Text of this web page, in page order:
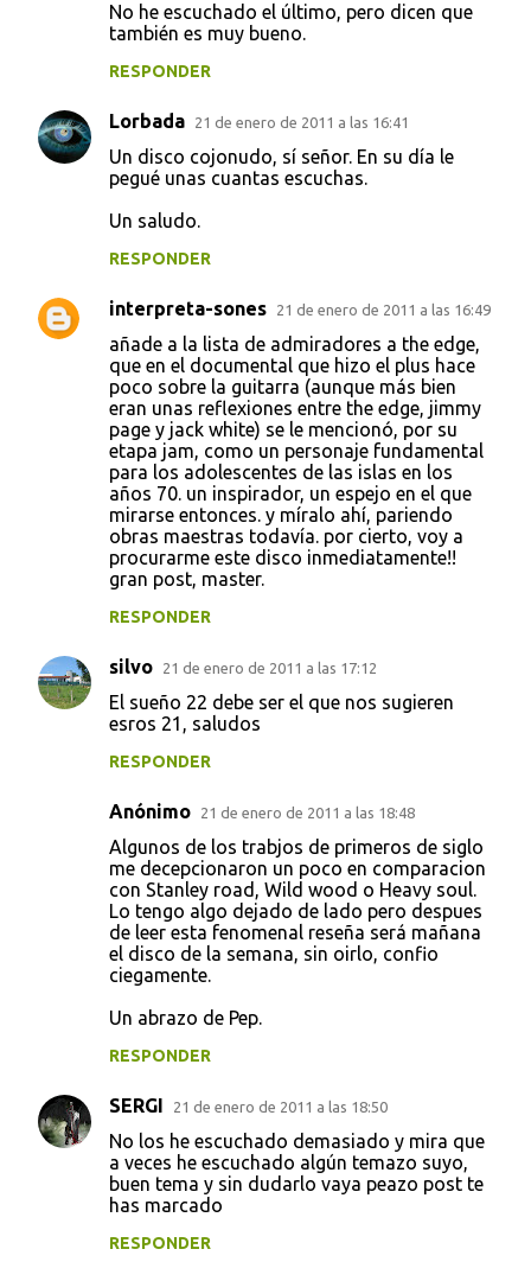
No he escuchado el último, pero dicen que
también es muy bueno.
RESPONDER
Lorbada 21 de enero de 2011 a las 16:41
Un disco cojonudo, sí señor. En su día le
pegué unas cuantas escuchas.
Un saludo.
RESPONDER
interpreta-sones 21 de enero de 2011 a las 16:49
añade a la lista de admiradores a the edge,
que en el documental que hizo el plus hace
poco sobre la guitarra (aunque más bien
eran unas reflexiones entre the edge, jimmy
page y jack white) se le mencionó, por su
etapa jam, como un personaje fundamental
para los adolescentes de las islas en los
años 70. un inspirador, un espejo en el que
mirarse entonces. y míralo ahí, pariendo
obras maestras todavía. por cierto, voy a
procurarme este disco inmediatamente!!
gran post, master.
RESPONDER
silvo 21 de enero de 2011 a las 17:12
El sueño 22 debe ser el que nos sugieren
esros 21, saludos
RESPONDER
Anónimo 21 de enero de 2011 a las 18:48
Algunos de los trabjos de primeros de siglo
me decepcionaron un poco en comparacion
con Stanley road, Wild wood o Heavy soul.
Lo tengo algo dejado de lado pero despues
de leer esta fenomenal reseña será mañana
el disco de la semana, sin oirlo, confio
ciegamente.
Un abrazo de Pep.
RESPONDER
SERGI 21 de enero de 2011 a las 18:50
No los he escuchado demasiado y mira que
a veces he escuchado algún temazo suyo,
buen tema y sin dudarlo vaya peazo post te
has marcado
RESPONDER